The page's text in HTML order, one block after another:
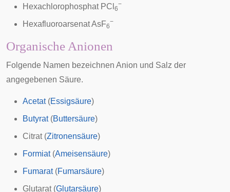
HexachlorophosphatPCl 6
−
HexafluoroarsenatAsF6
−
Organische Anionen
Folgende Namen bezeichnen Anion und Salz der
angegebenen Säure.
Acetat(Essigsäure)
Butyrat(Buttersäure)
Citrat(Zitronensäure)
Formiat(Ameisensäure)
Fumarat(Fumarsäure)
Glutarat(Glutarsäure)